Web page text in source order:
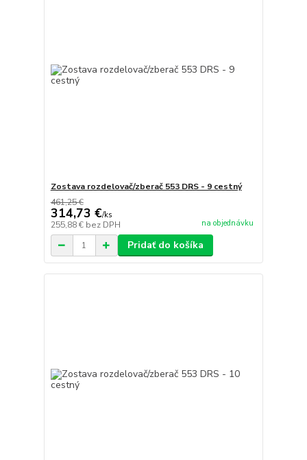
Zostava rozdelovač/zberač 553 DRS - 9 cestný
461,25 €
314,73 €/ks
255,88 € bez DPH na objednávku
Pridať do košíka